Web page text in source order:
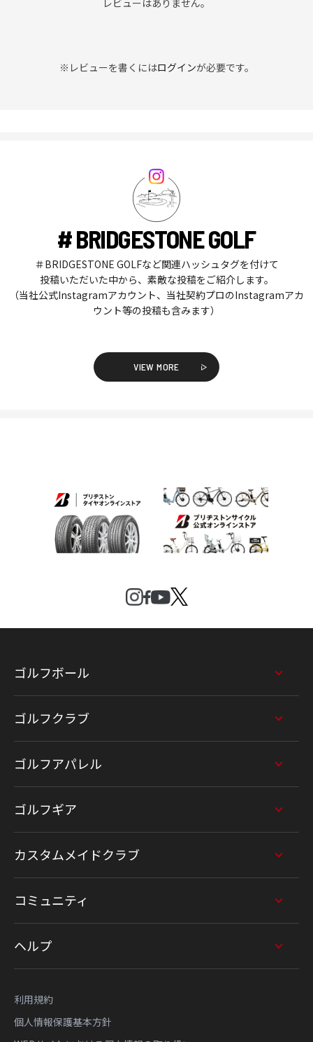
※レビューを書くにはログインが必要です。
# BRIDGESTONE GOLF
＃BRIDGESTONE GOLFなど関連ハッシュタグを付けて
投稿いただいた中から、素敵な投稿をご紹介します。
（当社公式Instagramアカウント、当社契約プロのInstagramアカ
ウント等の投稿も含みます）
VIEW MORE
ゴルフボール
ゴルフクラブ
ゴルフアパレル
ゴルフギア
カスタムメイドクラブ
コミュニティ
ヘルプ
利用規約
個人情報保護基本方針